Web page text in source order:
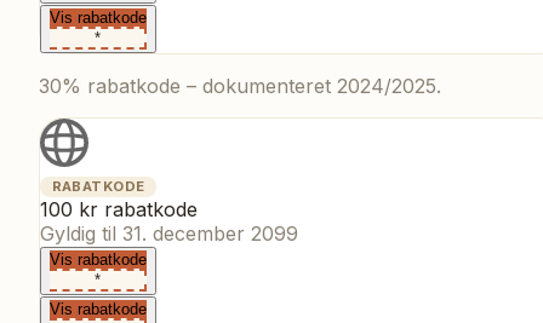
Vis rabatkode
*
30% rabatkode – dokumenteret 2024/2025.
RABATKODE
100 kr rabatkode
Gyldig til 31. december 2099
Vis rabatkode
*
Vis rabatkode